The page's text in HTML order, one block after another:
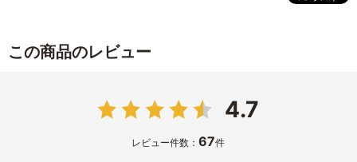
この商品のレビュー
4.7
レビュー件数：67件